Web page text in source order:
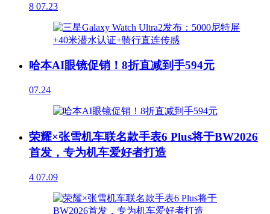
8 07.23
哈本AI眼镜促销！8折直减到手594元
07.24
荣耀×张雪机车联名款手表6 Plus将于BW2026
首发，专为机车爱好者打造
4 07.09